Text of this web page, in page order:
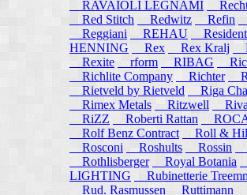
RAVAIOLI LEGNAMI
Red Stitch
Redwitz Refin
Reggiani
REHAU Resident
HENNING
Rex Rex Kralj
Rexite
rform RIBAG
Richlite Company
Richter
Rietveld by Rietveld
Riga
Rimex Metals
Ritzwell
RiZZ
Roberti Rattan
Rolf Benz Contract
Roll &
Rosconi Roshults Rossin
Rothlisberger
Royal Botania
LIGHTING
Rubinetterie
Rud. Rasmussen
Ruttimann